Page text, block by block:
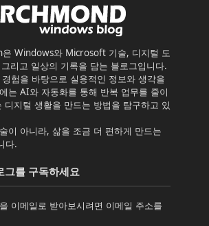
Windows와 Microsoft 기술, 디지털 도
리고 일상의 기록을 담는 블로그입니다.
험을 바탕으로 실용적인 정보와 생각을
는 AI와 자동화를 통해 반복 업무를 줄이
디지털 생활을 만드는 방법을 탐구하고 있
이 아니라, 삶을 조금 더 편하게 만드는
다.
그를 구독하세요
이메일로 받아보시려면 이메일 주소를